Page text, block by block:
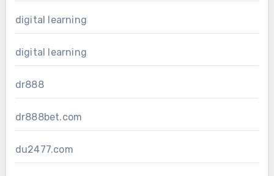
digital learning
digital learning
dr888
dr888bet.com
du2477.com